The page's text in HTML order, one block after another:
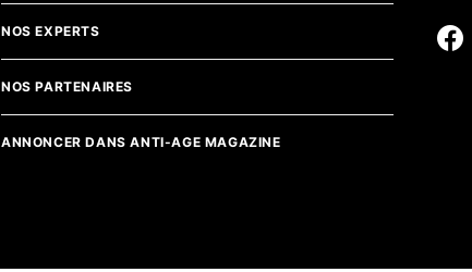
NOS EXPERTS
NOS PARTENAIRES
ANNONCER DANS ANTI-AGE MAGAZINE